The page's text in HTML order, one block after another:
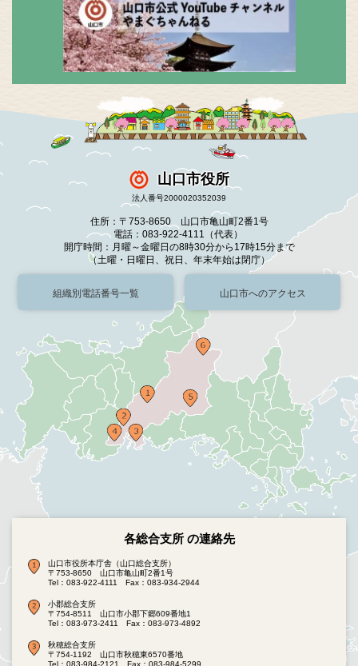
山口市役所
法人番号2000020352039
住所：〒753-8650 山口市亀山町2番1号
電話：083-922-4111（代表）
開庁時間：月曜～金曜日の8時30分から17時15分まで
（土曜・日曜日、祝日、年末年始は閉庁）
組織別電話番号一覧 山口市へのアクセス
各総合支所 の連絡先
山口市役所本庁舎（山口総合支所）
〒753-8650 山口市亀山町2番1号
Tel：083-922-4111
Fax：083-934-2944
小郡総合支所
〒754-8511 山口市小郡下郷609番地1
Tel：083-973-2411
Fax：083-973-4892
秋穂総合支所
〒754-1192 山口市秋穂東6570番地
Tel：083-984-2121
Fax：083-984-5299